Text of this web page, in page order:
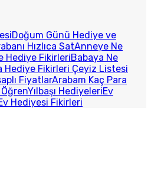
Doğum Günü Hediye ve
Hızlıca SatAnneye Ne
Hediye FikirleriBabaya Ne
Hediye Fikirleri Çeyiz Listesi
FiyatlarArabam Kaç Para
Yılbaşı HediyeleriEv
Hediyesi Fikirleri